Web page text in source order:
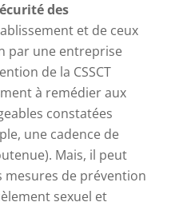
des
et de ceux
par une entreprise
de la CSSCT
à remédier aux
constatées
une cadence de
Mais, il peut
mesures de prévention
sexuel et